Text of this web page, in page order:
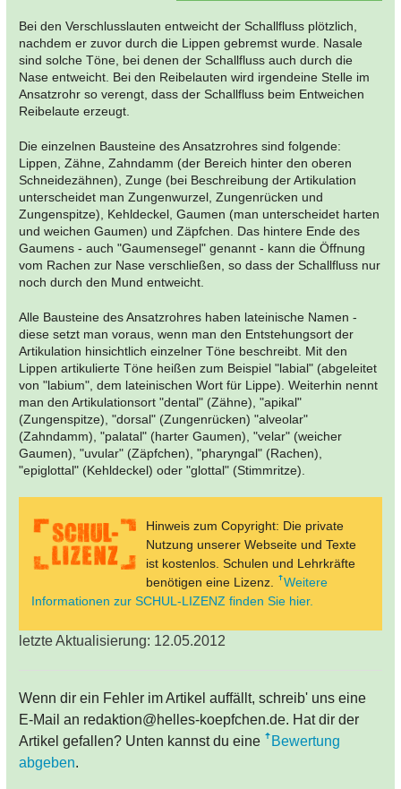
Bei den Verschlusslauten entweicht der Schallfluss plötzlich,
nachdem er zuvor durch die Lippen gebremst wurde. Nasale
sind solche Töne, bei denen der Schallfluss auch durch die
Nase entweicht. Bei den Reibelauten wird irgendeine Stelle im
Ansatzrohr so verengt, dass der Schallfluss beim Entweichen
Reibelaute erzeugt.
Die einzelnen Bausteine des Ansatzrohres sind folgende:
Lippen, Zähne, Zahndamm (der Bereich hinter den oberen
Schneidezähnen), Zunge (bei Beschreibung der Artikulation
unterscheidet man Zungenwurzel, Zungenrücken und
Zungenspitze), Kehldeckel, Gaumen (man unterscheidet harten
und weichen Gaumen) und Zäpfchen. Das hintere Ende des
Gaumens - auch "Gaumensegel" genannt - kann die Öffnung
vom Rachen zur Nase verschließen, so dass der Schallfluss nur
noch durch den Mund entweicht.
Alle Bausteine des Ansatzrohres haben lateinische Namen -
diese setzt man voraus, wenn man den Entstehungsort der
Artikulation hinsichtlich einzelner Töne beschreibt. Mit den
Lippen artikulierte Töne heißen zum Beispiel "labial" (abgeleitet
von "labium", dem lateinischen Wort für Lippe). Weiterhin nennt
man den Artikulationsort "dental" (Zähne), "apikal"
(Zungenspitze), "dorsal" (Zungenrücken) "alveolar"
(Zahndamm), "palatal" (harter Gaumen), "velar" (weicher
Gaumen), "uvular" (Zäpfchen), "pharyngal" (Rachen),
"epiglottal" (Kehldeckel) oder "glottal" (Stimmritze).
Hinweis zum Copyright: Die private
Nutzung unserer Webseite und Texte
ist kostenlos. Schulen und Lehrkräfte
benötigen eine Lizenz.
Weitere
Informationen zur SCHUL-LIZENZ finden Sie hier.
letzte Aktualisierung: 12.05.2012
Wenn dir ein Fehler im Artikel auffällt, schreib' uns eine
E-Mail an redaktion@helles-koepfchen.de. Hat dir der
Artikel gefallen? Unten kannst du eine
Bewertung
abgeben.